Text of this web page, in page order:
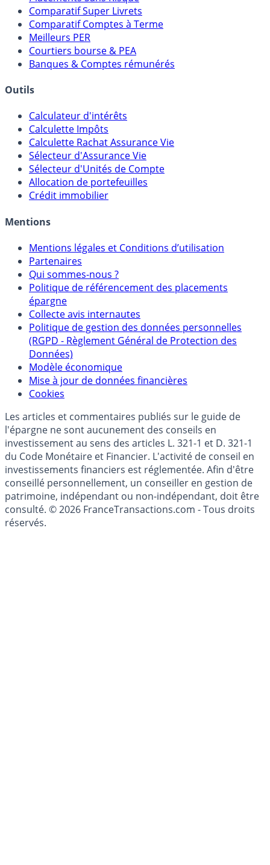
Meilleurs Fonds Euros
Placements Sans Risque
Comparatif Super Livrets
Comparatif Comptes à Terme
Meilleurs PER
Banques & Comptes rémunérés
Outils
Calculateur d'intérêts
Calculette Impôts
Calculette Rachat Assurance Vie
Sélecteur d'Assurance Vie
Sélecteur d'Unités de Compte
Crédit immobilier
Mentions
Mentions légales et Conditions d’utilisation
Partenaires
Qui sommes-nous ?
Politique de référencement des placements
épargne
Collecte avis internautes
Politique de gestion des données personnelles
(RGPD - Règlement Général de Protection des
Données)
Modèle économique
Cookies
Les articles et commentaires publiés sur le guide de
l'épargne ne sont aucunement des conseils en
investissement au sens des articles L. 321-1 et D. 321-1
du Code Monétaire et Financier. L'activité de conseil en
investissements financiers est réglementée. Afin d'être
conseillé personnellement, un conseiller en gestion de
patrimoine, indépendant ou non-indépendant, doit être